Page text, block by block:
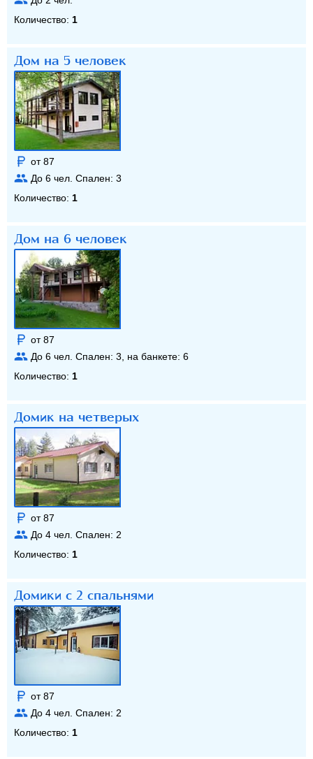
Количество: 1
Дом на 5 человек
от 87
До 6 чел. Спален: 3
Количество: 1
Дом на 6 человек
от 87
До 6 чел. Спален: 3 , на банкете: 6
Количество: 1
Домик на четверых
от 87
До 4 чел. Спален: 2
Количество: 1
Домики с 2 спальнями
от 87
До 4 чел. Спален: 2
Количество: 1